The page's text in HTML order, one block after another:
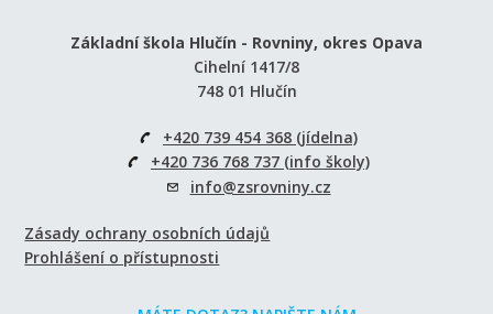
Základní škola Hlučín - Rovniny, okres Opava
Cihelní 1417/8
748 01 Hlučín
+420 739 454 368 (jídelna)
+420 736 768 737 (info školy)
info@zsrovniny.cz
Zásady ochrany osobních údajů
Prohlášení o přístupnosti